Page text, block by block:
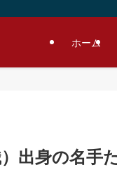
ホーム
出身の名手